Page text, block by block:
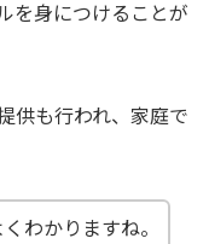
を身につけることが
供も行われ、家庭で
わかりますね。